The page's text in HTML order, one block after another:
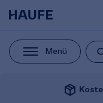
Menü
package_2